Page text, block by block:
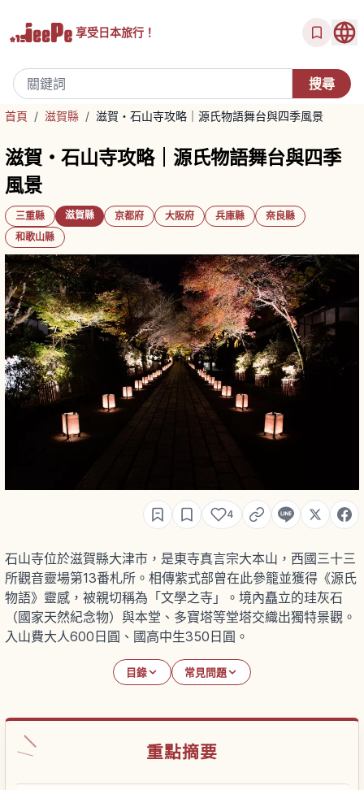
享受日本旅行！
首頁 / 滋賀縣 / 滋賀・石山寺攻略｜源氏物語舞台與四季風景
滋賀・石山寺攻略｜源氏物語舞台與四季
風景
三重縣 滋賀縣 京都府 大阪府 兵庫縣
奈良縣
和歌山縣
4
石山寺位於滋賀縣大津市，是東寺真言宗大本山，西國三十三
所觀音靈場第13番札所。相傳紫式部曾在此參籠並獲得《源氏
物語》靈感，被親切稱為「文學之寺」。境內矗立的珪灰石
（國家天然紀念物）與本堂、多寶塔等堂塔交織出獨特景觀。
入山費大人600日圓、國高中生350日圓。
目錄 常見問題
重點摘要